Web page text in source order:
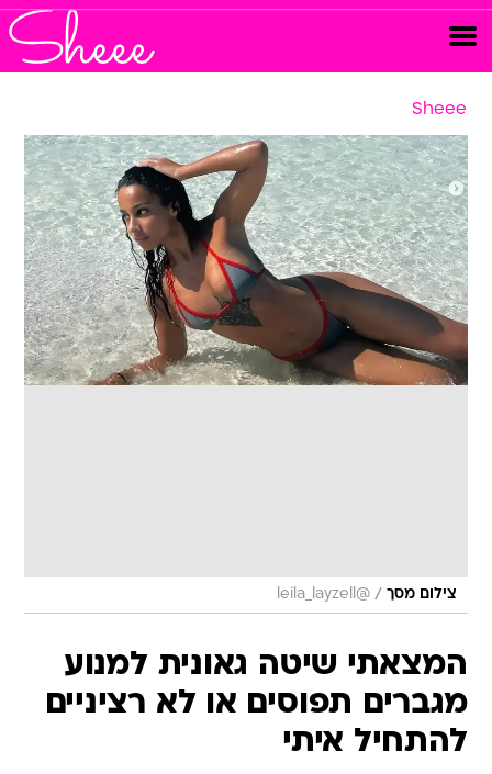
Sheee
צילום מסך /
@leila_layzell
המצאתי שיטה גאונית למנוע
מגברים תפוסים או לא רציניים
להתחיל איתי